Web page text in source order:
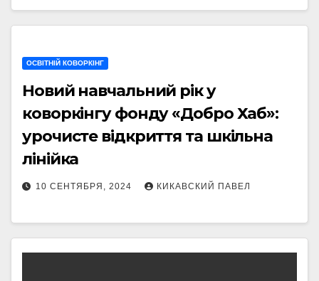
ОСВІТНІЙ КОВОРКІНГ
Новий навчальний рік у
коворкінгу фонду «Добро Хаб»:
урочисте відкриття та шкільна
лінійка
10 СЕНТЯБРЯ, 2024 КИКАВСКИЙ ПАВЕЛ